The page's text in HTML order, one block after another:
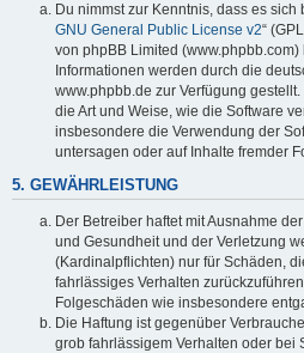
Du nimmst zur Kenntnis, dass es sich
GNU General Public License v2“
von phpBB Limited
Informationen werden durch die
www.phpbb.de zur Verfügung
die Art und Weise, wie die Software
insbesondere die Verwendung der
untersagen oder auf Inhalte fremder
5. GEWÄHRLEISTUNG
Der Betreiber haftet mit Ausnahme
und Gesundheit und der Verletzung
(Kardinalpflichten) nur für Schäden,
fahrlässiges Verhalten
Folgeschäden wie insbesondere
Die Haftung ist gegenüber
grob fahrlässigem Verhalten oder bei